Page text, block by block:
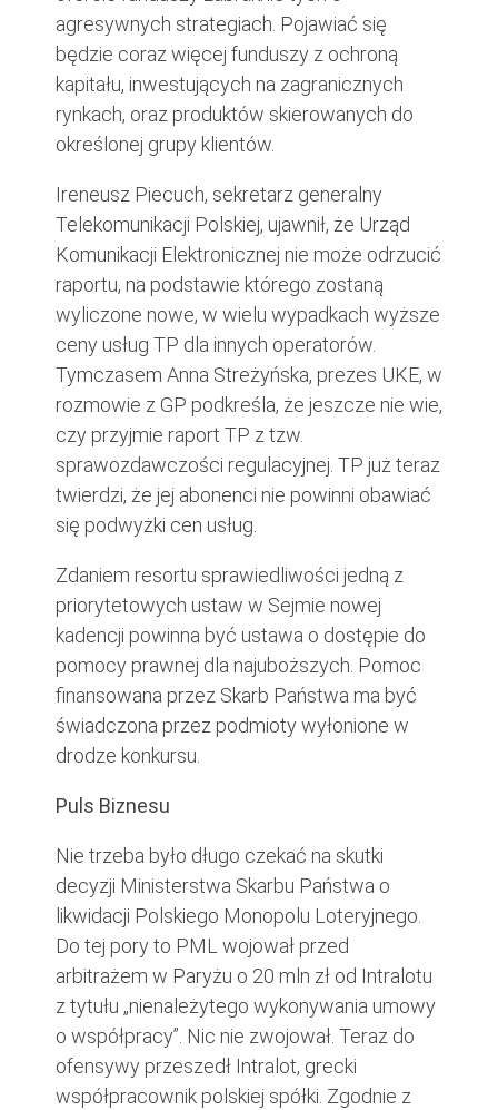
agresywnych strategiach. Pojawiać się
będzie coraz więcej funduszy z ochroną
kapitału, inwestujących na zagranicznych
rynkach, oraz produktów skierowanych do
określonej grupy klientów.
Ireneusz Piecuch, sekretarz generalny
Telekomunikacji Polskiej, ujawnił, że Urząd
Komunikacji Elektronicznej nie może odrzucić
raportu, na podstawie którego zostaną
wyliczone nowe, w wielu wypadkach wyższe
ceny usług TP dla innych operatorów.
Tymczasem Anna Streżyńska, prezes UKE, w
rozmowie z GP podkreśla, że jeszcze nie wie,
czy przyjmie raport TP z tzw.
sprawozdawczości regulacyjnej. TP już teraz
twierdzi, że jej abonenci nie powinni obawiać
się podwyżki cen usług.
Zdaniem resortu sprawiedliwości jedną z
priorytetowych ustaw w Sejmie nowej
kadencji powinna być ustawa o dostępie do
pomocy prawnej dla najuboższych. Pomoc
finansowana przez Skarb Państwa ma być
świadczona przez podmioty wyłonione w
drodze konkursu.
Puls Biznesu
Nie trzeba było długo czekać na skutki
decyzji Ministerstwa Skarbu Państwa o
likwidacji Polskiego Monopolu Loteryjnego.
Do tej pory to PML wojował przed
arbitrażem w Paryżu o 20 mln zł od Intralotu
z tytułu „nienależytego wykonywania umowy
o współpracy”. Nic nie zwojował. Teraz do
ofensywy przeszedł Intralot, grecki
współpracownik polskiej spółki. Zgodnie z